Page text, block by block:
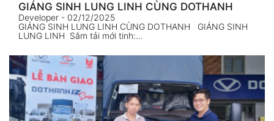
GIÁNG SINH LUNG LINH CÙNG DOTHANH
Developer - 02/12/2025
GIÁNG SINH LUNG LINH CÙNG DOTHANH GIÁNG SINH
LUNG LINH Sắm tải mới tinh:…